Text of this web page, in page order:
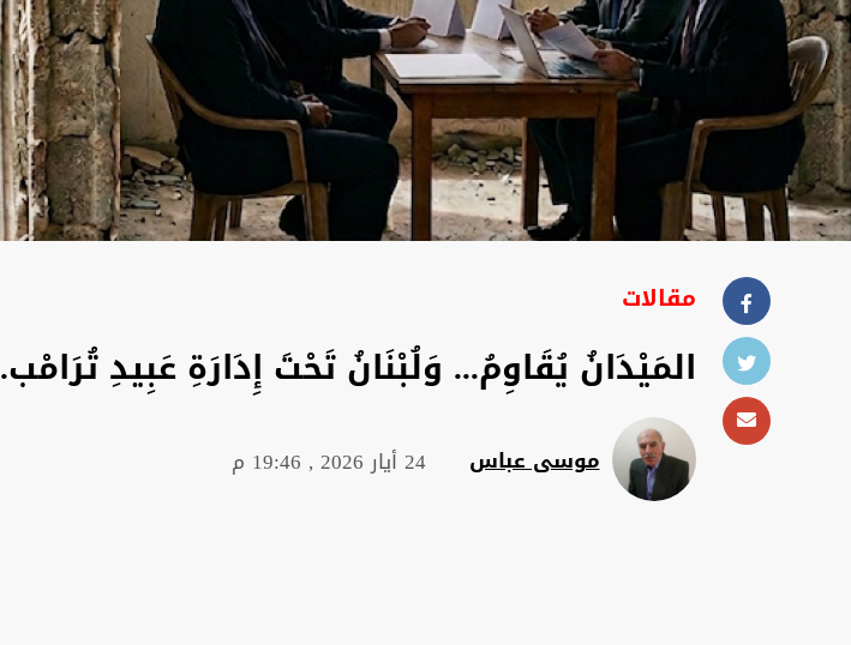
مقالات
المَيْدَانُ يُقَاوِمُ... وَلُبْنَانُ تَحْتَ إِدَارَةِ عَبِيدِ تُرَامْب.
موسى عباس 24 أيار 2026 , 19:46 م